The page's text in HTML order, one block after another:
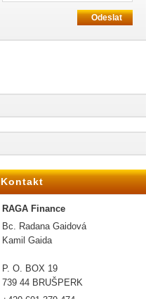
Kontakt
RAGA Finance
Bc. Radana Gaidová
Kamil Gaida
P. O. BOX 19
739 44 BRUŠPERK